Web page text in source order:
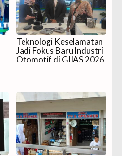
Teknologi Keselamatan
Jadi Fokus Baru Industri
Otomotif di GIIAS 2026